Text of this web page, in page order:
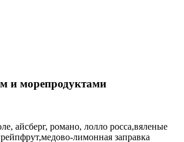
и морепродуктами
айсберг, романо, лолло росса,вяленые
лимонная заправка